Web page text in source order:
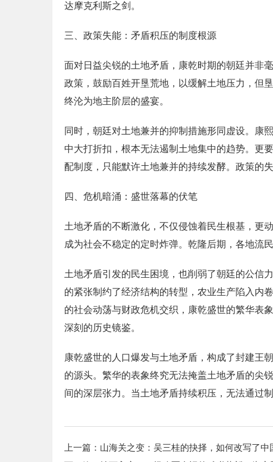
达摩克利斯之剑。
三、政策失能：矛盾积压的制度根源
面对日益尖锐的土地矛盾，康乾时期的朝廷并非
政策，鼓励百姓开垦荒地，以缓解土地压力，但
终沦为地主阶层的盛宴。
同时，朝廷对土地兼并的抑制措施形同虚设。康
中大打折扣，根本无法遏制土地集中的趋势。更
配制度，只能默许土地兼并的持续发酵。政策的
四、危机暗涌：盛世落幕的伏笔
土地矛盾的不断激化，不仅侵蚀着民生根基，更
成为社会不稳定的定时炸弹。乾隆后期，各地流
土地矛盾引发的民生困境，也削弱了朝廷的公信
的紧张制约了经济结构的转型，农业生产陷入内
的社会动荡与财政危机交织，康乾盛世的繁华表
深刻的历史镜鉴。
康乾盛世的人口爆发与土地矛盾，构成了封建王
的源头。繁华的表象终究无法掩盖土地矛盾的尖
间的深层张力。当土地矛盾持续积压，无法通过
上一篇： 山海关之变：吴三桂的抉择，如何改写了中